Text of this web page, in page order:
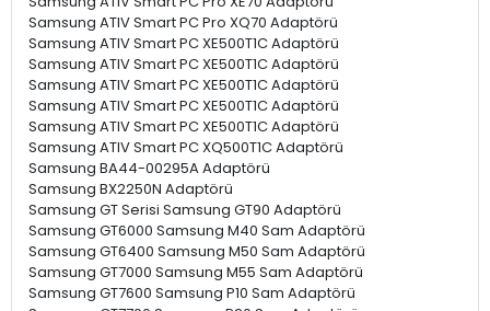
Samsung ATIV Smart PC Pro XQ70 Adaptörü
Samsung ATIV Smart PC XE500T1C Adaptörü
Samsung ATIV Smart PC XE500T1C Adaptörü
Samsung ATIV Smart PC XE500T1C Adaptörü
Samsung ATIV Smart PC XE500T1C Adaptörü
Samsung ATIV Smart PC XE500T1C Adaptörü
Samsung ATIV Smart PC XQ500T1C Adaptörü
Samsung BA44-00295A Adaptörü
Samsung BX2250N Adaptörü
Samsung GT Serisi Samsung GT90 Adaptörü
Samsung GT6000 Samsung M40 Sam Adaptörü
Samsung GT6400 Samsung M50 Sam Adaptörü
Samsung GT7000 Samsung M55 Sam Adaptörü
Samsung GT7600 Samsung P10 Sam Adaptörü